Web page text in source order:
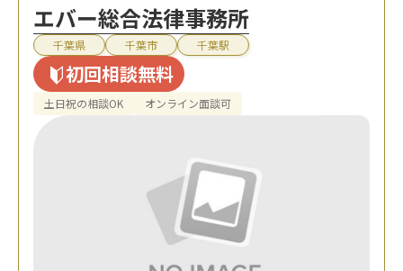
エバー総合法律事務所
千葉県 千葉市 千葉駅
初回相談無料
土日祝の相談OK オンライン面談可